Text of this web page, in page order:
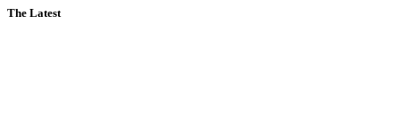
The Latest